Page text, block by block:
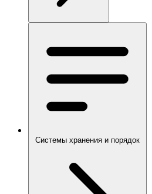
Системы хранения и порядок